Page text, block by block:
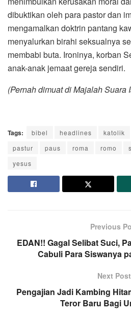
dibuktikan oleh para pastor dan
mengamalkan doktrin pantang
menyalurkan birahi seksualnya
membabi buta. Ironinya, korban
anak-anak jemaat gereja sendiri.
(Pernah dimuat di Majalah Suara
Tags: bibel headlines katolik
pastur
paus roma romo
yesus
Previous
EDAN!! Gagal Selibat Suci,
Cabuli Para Siswanya
Next Post
Pengajian Jadi Kambing
Teror Baru Bagi